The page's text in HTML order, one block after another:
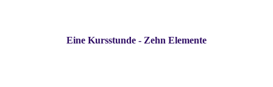
Eine Kursstunde - Zehn Elemente